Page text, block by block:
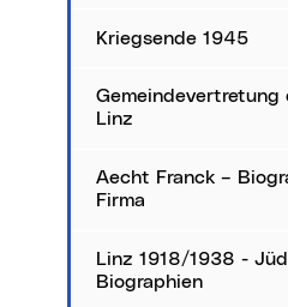
Kriegsende 1945
Gemeindevertretung der Stadt
Linz
Aecht Franck – Biographie einer
Firma
Linz 1918/1938 - Jüdische
Biographien